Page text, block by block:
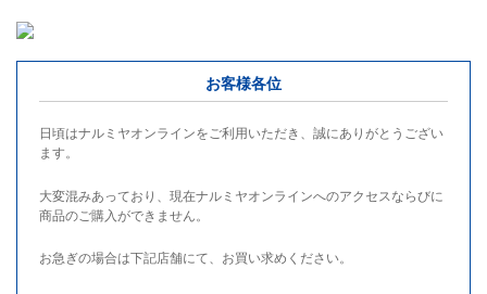
お客様各位
日頃はナルミヤオンラインをご利用いただき、誠にありがとうござい
ます。
大変混みあっており、現在ナルミヤオンラインへのアクセスならびに
商品のご購入ができません。
お急ぎの場合は下記店舗にて、お買い求めください。